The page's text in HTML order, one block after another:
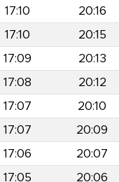
17:10 20:16
17:10 20:15
17:09 20:13
17:08 20:12
17:07 20:10
17:07 20:09
17:06 20:07
17:05 20:06